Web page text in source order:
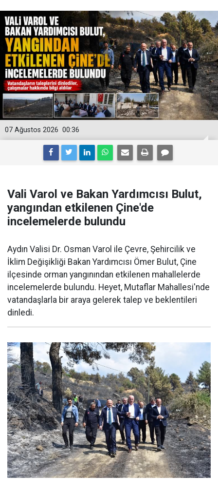
00:36
07 Ağustos 2026
Vali Varol ve Bakan Yardımcısı Bulut,
yangından etkilenen Çine'de
incelemelerde bulundu
Aydın Valisi Dr. Osman Varol ile Çevre, Şehircilik ve
İklim Değişikliği Bakan Yardımcısı Ömer Bulut, Çine
ilçesinde orman yangınından etkilenen mahallelerde
incelemelerde bulundu. Heyet, Mutaflar Mahallesi'nde
vatandaşlarla bir araya gelerek talep ve beklentileri
dinledi.